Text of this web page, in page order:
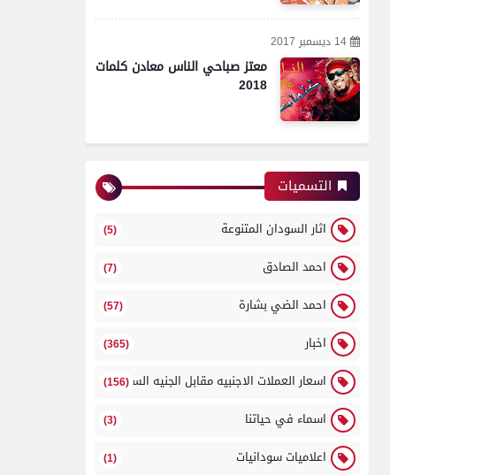
14 ديسمبر 2017
معتز صباحي الناس معادن كلمات
2018
التسميات
اثار السودان المتنوعة (5)
احمد الصادق (7)
احمد الضي بشارة (57)
اخبار (365)
اسعار العملات الاجنبيه مقابل الجنيه السوداني
(156)
اسماء في حياتنا (3)
اعلاميات سودانيات (1)